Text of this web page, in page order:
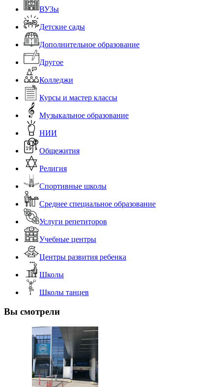
ВУЗы
Детские сады
Дополнительное образование
Другое
Колледжи
Курсы и мастер классы
Музыкальное образование
НИИ
Общежития
Религия
Спортивные школы
Среднее специальное образование
Услуги репетиторов
Учебные центры
Центры развития ребенка
Школы
Школы танцев
Вы смотрели